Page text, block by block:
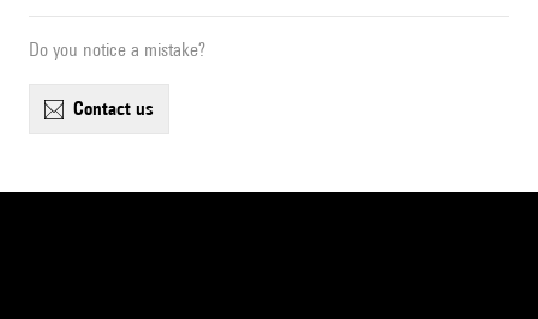
Do you notice a mistake?
contact us